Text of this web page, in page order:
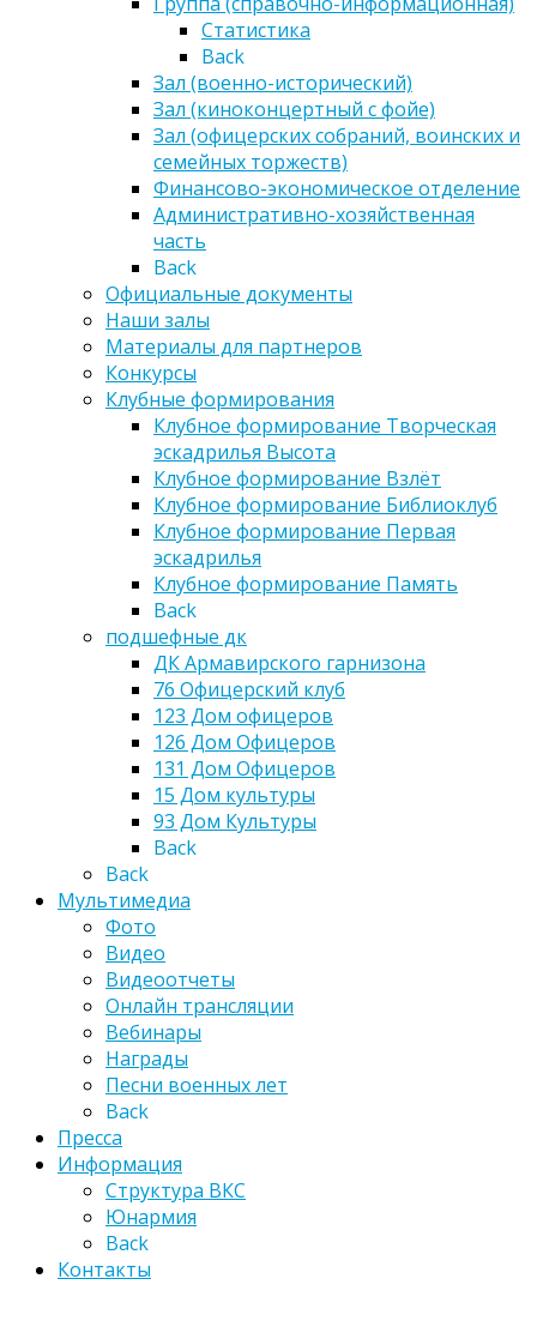
Статистика
Back
Зал (военно-исторический)
Зал (киноконцертный с фойе)
Зал (офицерских собраний, воинских и
семейных торжеств)
Финансово-экономическое отделение
Административно-хозяйственная
часть
Back
Официальные документы
Наши залы
Материалы для партнеров
Конкурсы
Клубные формирования
Клубное формирование Творческая
эскадрилья Высота
Клубное формирование Взлёт
Клубное формирование Библиоклуб
Клубное формирование Первая
эскадрилья
Клубное формирование Память
Back
подшефные дк
ДК Армавирского гарнизона
76 Офицерский клуб
123 Дом офицеров
126 Дом Офицеров
131 Дом Офицеров
15 Дом культуры
93 Дом Культуры
Back
Back
Мультимедиа
Фото
Видео
Видеоотчеты
Онлайн трансляции
Вебинары
Награды
Песни военных лет
Back
Пресса
Информация
Структура ВКС
Юнармия
Back
Контакты